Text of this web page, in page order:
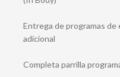
Entrega de programas
adicional
Completa parrilla